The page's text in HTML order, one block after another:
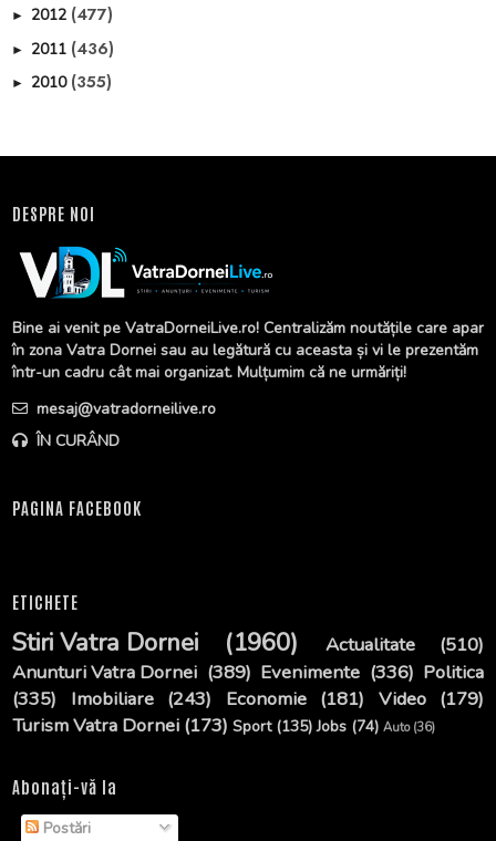
► 2012 (477)
► 2011 (436)
► 2010 (355)
DESPRE NOI
Bine ai venit pe VatraDorneiLive.ro! Centralizăm noutățile care apar
în zona Vatra Dornei sau au legătură cu aceasta și vi le prezentăm
într-un cadru cât mai organizat. Mulțumim că ne urmăriți!
mesaj@vatradorneilive.ro
ÎN CURÂND
PAGINA FACEBOOK
ETICHETE
Stiri Vatra Dornei (1960) Actualitate
(510)
Anunturi Vatra Dornei (389) Evenimente (336) Politica
(335)
Imobiliare (243) Economie (181) Video (179)
Turism Vatra Dornei (173) Sport (135) Jobs (74) Auto (36)
Abonați-vă la
Postări